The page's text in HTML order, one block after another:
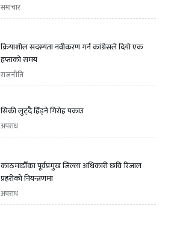
समाचार
क्रियाशील सदस्यता नवीकरण गर्न कांग्रेसले दियो एक
हप्ताको समय
राजनीति
सिक्री लुट्दै हिँड्ने गिरोह पक्राउ
अपराध
काठमाडौँका पूर्वप्रमुख जिल्ला अधिकारी छवि रिजाल
प्रहरीको नियन्त्रणमा
अपराध